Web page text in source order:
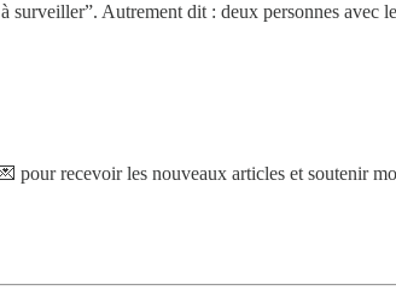
surveiller”. Autrement dit : deux personnes
recevoir les nouveaux articles et soutenir